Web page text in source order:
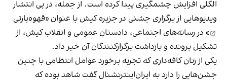
الکلی افزایش چشمگیری پیدا کرده است. از جمله، در پی انتشار
ویدیوهایی از برگزاری جشنی در جزیره کیش با عنوان «قهوه‌پارتی
» در رسانه‌های اجتماعی، دادستان عمومی و انقلاب کیش، از
تشکیل پرونده و بازداشت برگزارکنندگان آن خبر داد.
یکی از زنان کافه‌داری که تجربه برخورد عوامل انتظامی با چنین
جشن‌هایی را دارد به ایران‌اینترنشنال گفت شاهد بوده که